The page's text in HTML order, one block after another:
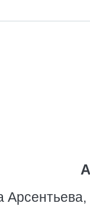
Арсентьева,